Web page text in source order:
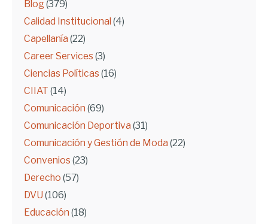
Blog(379)
Calidad Institucional (4)
Capellanía (22)
Career Services (3)
Ciencias Políticas (16)
CIIAT (14)
Comunicación (69)
Comunicación Deportiva (31)
Comunicación y Gestión de Moda (22)
Convenios (23)
Derecho (57)
DVU (106)
Educación (18)